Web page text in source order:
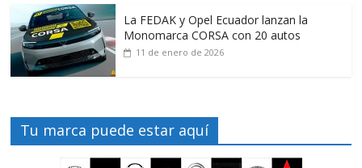
La FEDAK y Opel Ecuador lanzan la
Monomarca CORSA con 20 autos
11 de enero de 2026
Tu marca puede estar aquí